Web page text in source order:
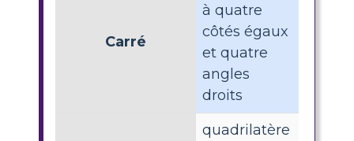
Carré
à quatre
côtés égaux
et quatre
angles
droits
quadrilatère